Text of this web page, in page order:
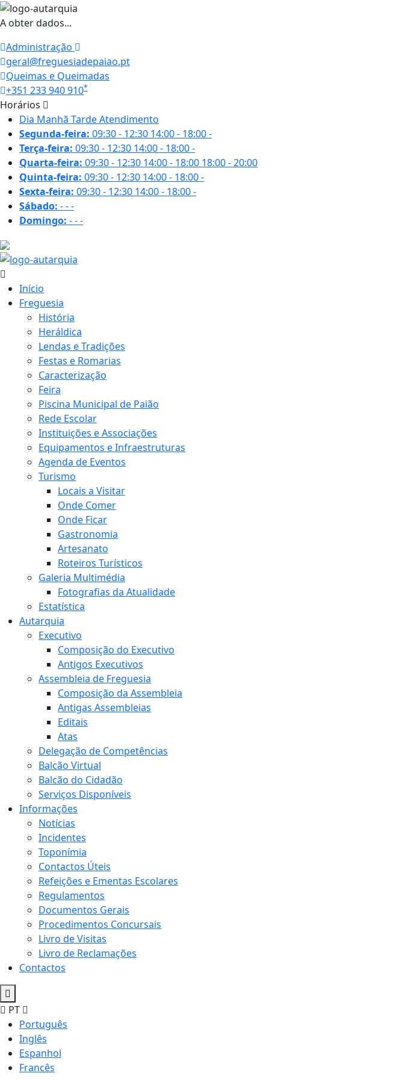
A obter dados...
Administração
geral@freguesiadepaiao.pt
Queimas e Queimadas
+351 233 940 910*
Horários
Dia Manhã TardeAtendimento
Segunda-feira: 09:30 - 12:30 14:00 - 18:00-
Terça-feira: 09:30 - 12:30 14:00 - 18:00-
Quarta-feira: 09:30 - 12:30 14:00 - 18:00 18:00 - 20:00
Quinta-feira: 09:30 - 12:30 14:00 - 18:00-
Sexta-feira: 09:30 - 12:30 14:00 - 18:00-
Sábado: ---
Domingo: ---
Início
Freguesia
História
Heráldica
Lendas e Tradições
Festas e Romarias
Caracterização
Feira
Piscina Municipal de Paião
Rede Escolar
Instituições e Associações
Equipamentos e Infraestruturas
Agenda de Eventos
Turismo
Locais a Visitar
Onde Comer
Onde Ficar
Gastronomia
Artesanato
Roteiros Turísticos
Galeria Multimédia
Fotografias da Atualidade
Estatística
Autarquia
Executivo
Composição do Executivo
Antigos Executivos
Assembleia de Freguesia
Composição da Assembleia
Antigas Assembleias
Editais
Atas
Delegação de Competências
Balcão Virtual
Balcão do Cidadão
Serviços Disponíveis
Informações
Notícias
Incidentes
Toponímia
Contactos Úteis
Refeições e Ementas Escolares
Regulamentos
Documentos Gerais
Procedimentos Concursais
Livro de Visitas
Livro de Reclamações
Contactos
PT
Português
Inglês
Espanhol
Francês